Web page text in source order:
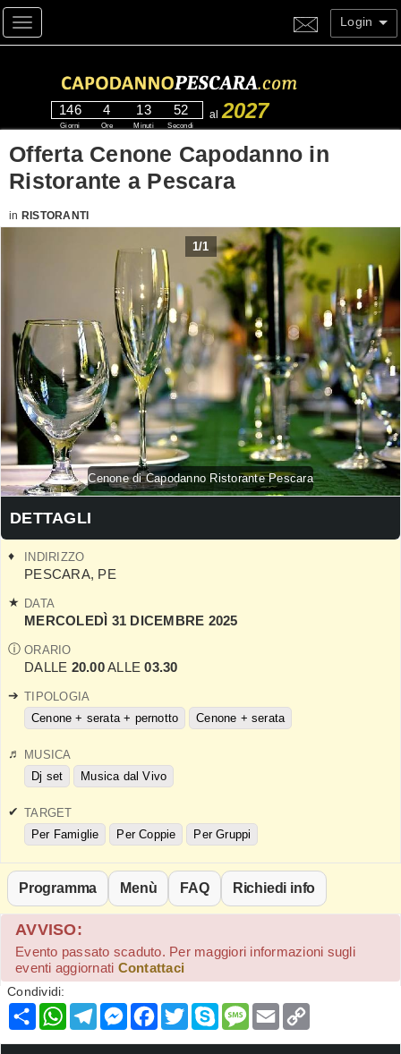
Toggle navigation Login
146
Giorni
4
Ore
13
Minuti
52
Secondi
al 2027
Offerta Cenone Capodanno in
Ristorante a Pescara
in RISTORANTI
1/1
Cenone di Capodanno Ristorante Pescara
DETTAGLI
INDIRIZZO
PESCARA, PE
DATA
MERCOLEDÌ 31 DICEMBRE 2025
ORARIO
DALLE 20.00ALLE03.30
TIPOLOGIA
Cenone + serata + pernotto
Cenone + serata
MUSICA
Dj set
Musica dal Vivo
TARGET
Per Famiglie
Per Coppie Per Gruppi
Programma Menù FAQ Richiedi info
AVVISO:
Evento passato scaduto. Per maggiori informazioni sugli
eventi aggiornati Contattaci
Condividi:
Condividi
WhatsApp
Telegram
Messenger
Facebook
TwitterSkypeMessage
Email